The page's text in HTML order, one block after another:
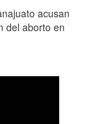
acusan
del aborto en